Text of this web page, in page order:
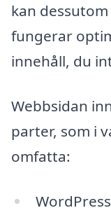
kan
fungerar
innehåll, du
Webbsidan
parter, som i
omfatta: